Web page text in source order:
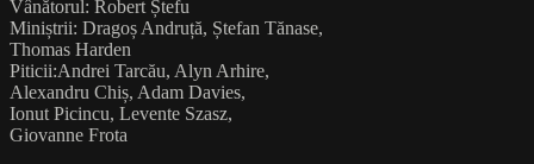
Vânătorul: Robert Ștefu
Miniștrii: Dragoș Andruță, Ștefan Tănase,
Thomas Harden
Piticii:Andrei Tarcău, Alyn Arhire,
Alexandru Chiș, Adam Davies,
Ionut Picincu, Levente Szasz,
Giovanne Frota